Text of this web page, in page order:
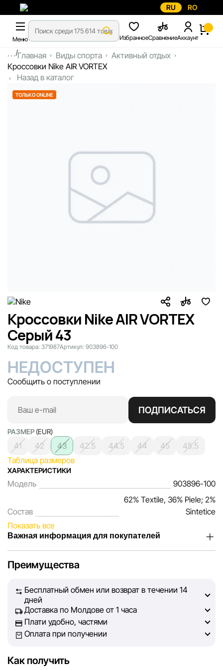
RU RO
Меню ИзбранноеСравнениеАккаунт
...Главная Виды спорта
Активный отдых
Кроссовки Nike AIR VORTEX
Назад в каталог
ТОЛЬКО ONLINE
Кроссовки Nike AIR VORTEX
Серый 43
Код товара: 371987Артикул: 903896-100
НЕДОСТУПЕН
Сообщить о поступлении
ПОДПИСАТЬСЯ
РАЗМЕР (EUR)
41 42 43 42.5 44.5 44 45
45.5
Таблица размеров
ХАРАКТЕРИСТИКИ
Модель 903896-100
Состав
62% Textile, 36% Piele; 2%
Sintetice
Показать все
Важная информация для покупателей
наших покупателей. Каждый день мы работаем над тем,
на сайте, была максимально полной, объективной и
актуальной. Наша цель — обеспечить вас достоверной
информацией, чтобы вы смогли принять лучшее
решение о покупке.
не может гарантировать абсолютную точность всех
Преимущества
Бесплатный обмен или возврат в течении 14
дней
Доставка по Молдове от 1 часа
Плати удобно, частями
Оплата при получении
Как получить